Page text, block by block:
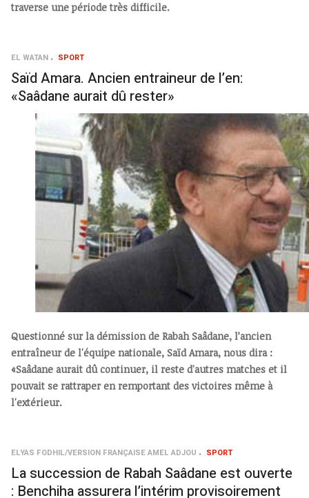
traverse une période très difficile.
EL WATAN SPORT
Saïd Amara. Ancien entraineur de l’en:
«Saâdane aurait dû rester»
Questionné sur la démission de Rabah Saâdane, l’ancien
entraîneur de l'équipe nationale, Saïd Amara, nous dira :
«Saâdane aurait dû continuer, il reste d'autres matches et il
pouvait se rattraper en remportant des victoires même à
l'extérieur.
ELYAS FODHIL/VERSION FRANÇAISE AMEL ADJOU SPORT
La succession de Rabah Saâdane est ouverte
: Benchiha assurera l’intérim provisoirement